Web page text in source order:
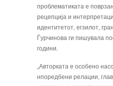
проблематиката е
рецепција и
идентитетот, егзилот,
Ѓурчинова ги пишувала
години.
„Авторката е особено
нпоредбени релации,